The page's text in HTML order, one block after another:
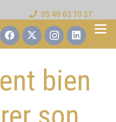
05 49 63 70 17
bien